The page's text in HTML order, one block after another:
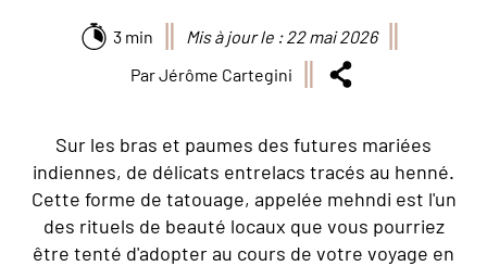
3 min
Mis à jour le : 22 mai 2026
Par Jérôme Cartegini
Sur les bras et paumes des futures mariées
indiennes, de délicats entrelacs tracés au henné.
Cette forme de tatouage, appelée mehndi est l'un
des rituels de beauté locaux que vous pourriez
être tenté d'adopter au cours de votre voyage en